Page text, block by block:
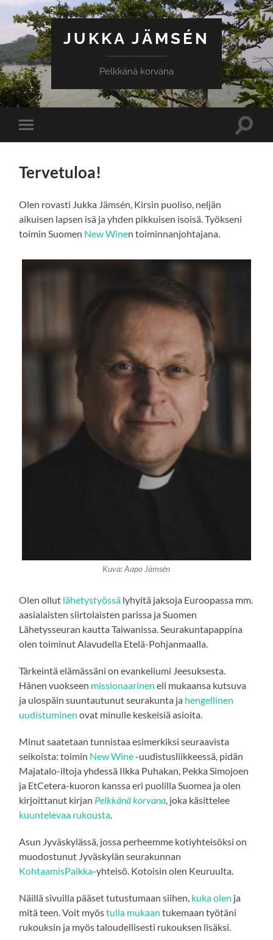
JUKKA JÄMSÉN
Pelkkänä korvana
Toggle
mobile
Toggle
Tervetuloa!
Olen rovasti Jukka Jämsén, Kirsin puoliso, neljän
aikuisen lapsen isä ja yhden pikkuisen isoisä. Työkseni
toimin Suomen New Winen toiminnanjohtajana.
Kuva: Aapo Jämsén
Olen ollut lähetystyössä lyhyitä jaksoja Euroopassa mm.
aasialaisten siirtolaisten parissa ja Suomen
Lähetysseuran kautta Taiwanissa. Seurakuntapappina
olen toiminut Alavudella Etelä-Pohjanmaalla.
Tärkeintä elämässäni on evankeliumi Jeesuksesta.
Hänen vuokseen missionaarinen eli mukaansa kutsuva
ja ulospäin suuntautunut seurakunta ja hengellinen
uudistuminen ovat minulle keskeisiä asioita.
Minut saatetaan tunnistaa esimerkiksi seuraavista
seikoista: toimin New Wine-uudistusliikkeessä, pidän
Majatalo-iltoja yhdessä Ilkka Puhakan, Pekka Simojoen
ja EtCetera-kuoron kanssa eri puolilla Suomea ja olen
kirjoittanut kirjan Pelkkänä korvana , joka käsittelee
kuuntelevaa rukousta
Asun Jyväskylässä, jossa perheemme kotiyhteisöksi on
muodostunut Jyväskylän seurakunnan
KohtaamisPaikka-yhteisö. Kotoisin olen Keuruulta.
Näillä sivuilla pääset tutustumaan siihen, kuka olen ja
mitä teen. Voit myöstulla mukaan tukemaan työtäni
rukouksin ja myös taloudellisesti rukouksen lisäksi.